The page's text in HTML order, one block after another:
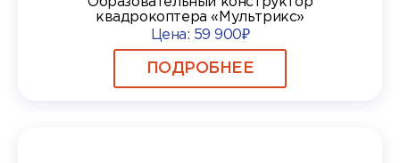
квадрокоптера «Мультрикс»
Цена: 59 900₽
ПОДРОБНЕЕ